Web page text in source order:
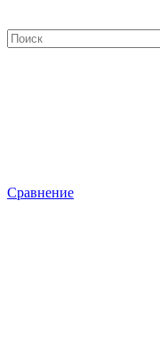
Сравнение